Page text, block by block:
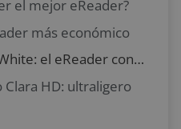
el mejor eReader?
más económico
Kindle Paper White: el eReader con datos móviles
Clara HD: ultraligero